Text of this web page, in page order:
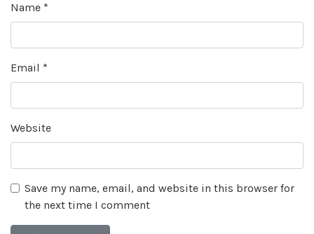
Name *
Email *
Website
Save my name, email, and website in this browser for
the next time I comment